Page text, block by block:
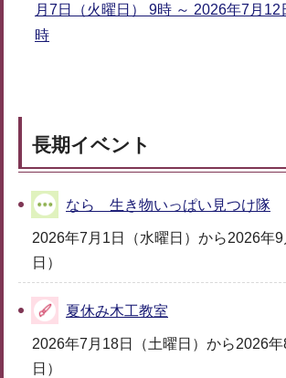
月7日（火曜日） 9時 ～ 2026年7月12
時
長期イベント
なら 生き物いっぱい見つけ隊
2026年7月1日（水曜日）から2026年
日）
夏休み木工教室
2026年7月18日（土曜日）から2026
日）